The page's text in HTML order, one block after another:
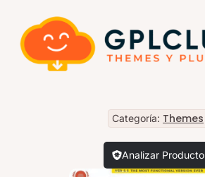
Categoría: Themes
Analizar Producto